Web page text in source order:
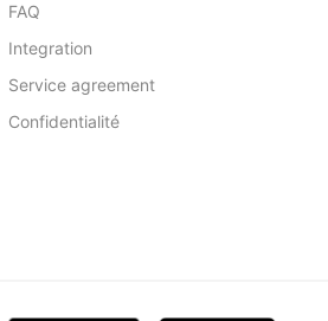
FAQ
Integration
Service agreement
Confidentialité